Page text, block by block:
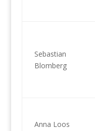
Sebastian
Blomberg
Anna Loos